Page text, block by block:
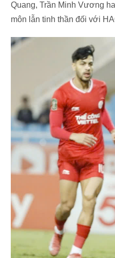
Quang, Trần Minh Vương
môn lẫn tinh thần đối với